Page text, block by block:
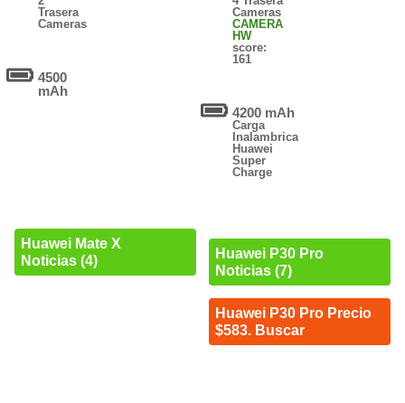
Trasera
Cameras
4500
mAh
Huawei Mate X
Noticias (4)
Cameras
CAMERA
HW
score:
161
4200 mAh
Carga
Inalambrica
Huawei
Super
Charge
Huawei P30 Pro
Noticias (7)
Huawei P30 Pro Precio
$583. Buscar